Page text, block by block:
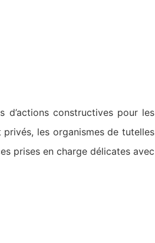
d’actions constructives pour les
les organismes de tutelles
prises en charge délicates avec